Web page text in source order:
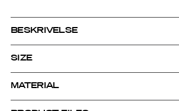
BESKRIVELSE
SIZE
MATERIAL